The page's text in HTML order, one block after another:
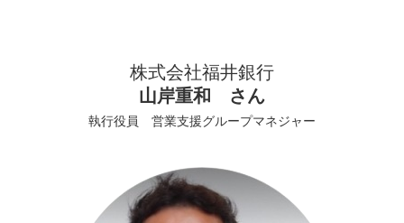
株式会社福井銀行
山岸重和 さん
執行役員 営業支援グループマネジャー